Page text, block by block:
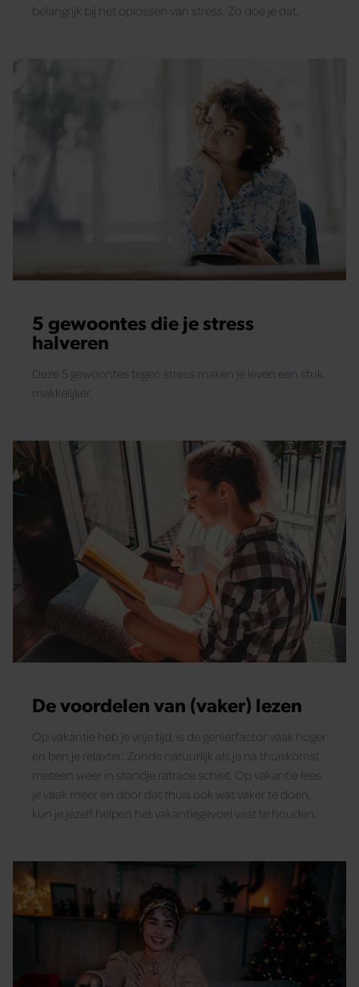
belangrijk bij het oplossen van stress. Zo doe je dat.
5 gewoontes die je stress
halveren
Deze 5 gewoontes tegen stress maken je leven een stuk
makkelijker.
De voordelen van (vaker) lezen
Op vakantie heb je vrije tijd, is de genietfactor vaak hoger
en ben je relaxter. Zonde natuurlijk als je na thuiskomst
meteen weer in standje ratrace schiet. Op vakantie lees
je vaak meer en door dat thuis ook wat vaker te doen,
kun je jezelf helpen het vakantiegevoel vast te houden.